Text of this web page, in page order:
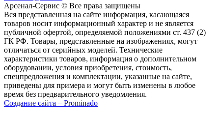
Aрсенал-Сервис © Все права защищены
Вся представленная на сайте информация, касающаяся
товаров носит информационный характер и не является
публичной офертой, определяемой положениями ст. 437 (2)
ГК РФ. Товары, представленные на изображениях, могут
отличаться от серийных моделей. Технические
характеристики товаров, информация о дополнительном
оборудовании, условия приобретения, стоимость,
спецпредложения и комплектации, указанные на сайте,
приведены для примера и могут быть изменены в любое
время без предварительного уведомления.
Создание сайта – Prominado